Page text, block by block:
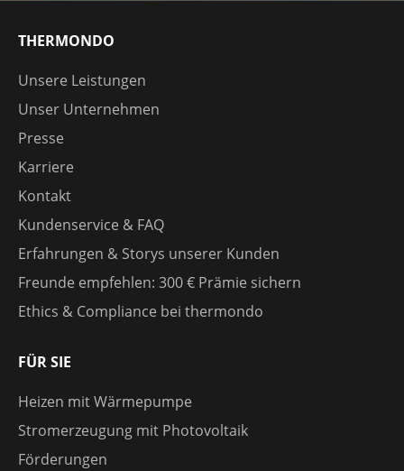
THERMONDO
Unsere Leistungen
Unser Unternehmen
Presse
Karriere
Kontakt
Kundenservice & FAQ
Erfahrungen & Storys unserer Kunden
Freunde empfehlen: 300 € Prämie sichern
Ethics & Compliance bei thermondo
FÜR SIE
Heizen mit Wärmepumpe
Stromerzeugung mit Photovoltaik
Förderungen